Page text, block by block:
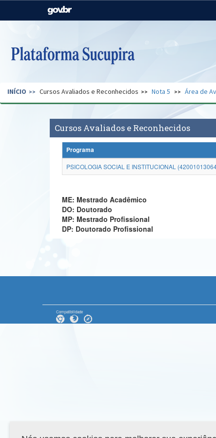
Casa Civil
Pecuária e Abastecimento
Secretaria de Governo Gabinete de Segurança
INÍCIO Cursos Avaliados e Reconhecidos Nota 5 Área de
Cursos Avaliados e Reconhecidos
Programa
PSICOLOGIA SOCIAL E INSTITUCIONAL
ME: Mestrado Acadêmico
DO: Doutorado
MP: Mestrado Profissional
DP: Doutorado Profissional
Compatibilidade